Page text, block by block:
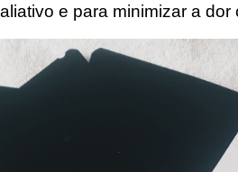
e para minimizar a